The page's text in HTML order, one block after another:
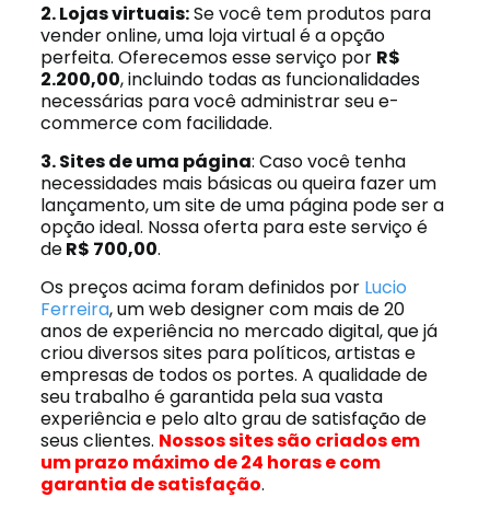
2. Lojas virtuais:Se você tem produtos para
vender online, uma loja virtual é a opção
perfeita. Oferecemos esse serviço por R$
2.200,00, incluindo todas as funcionalidades
necessárias para você administrar seu e-
commerce com facilidade.
3. Sites de uma página: Caso você tenha
necessidades mais básicas ou queira fazer um
lançamento, um site de uma página pode ser a
opção ideal. Nossa oferta para este serviço é
deR$ 700,00.
Os preços acima foram definidos por Lucio
Ferreira, um web designer com mais de 20
anos de experiência no mercado digital, que já
criou diversos sites para políticos, artistas e
empresas de todos os portes. A qualidade de
seu trabalho é garantida pela sua vasta
experiência e pelo alto grau de satisfação de
seus clientes. Nossos sites são criados em
um prazo máximo de 24 horas e com
garantia de satisfação.